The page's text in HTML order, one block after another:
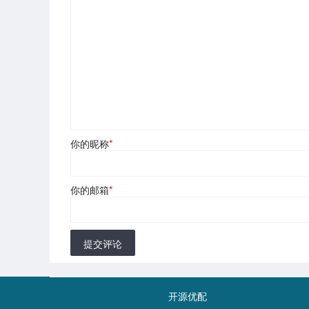
你的昵称*
你的邮箱*
提交评论
开源优配